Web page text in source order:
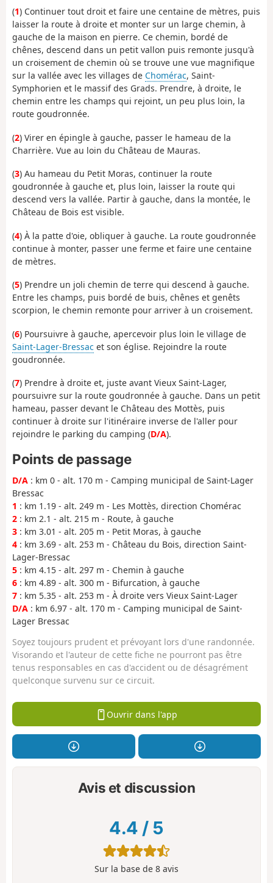
(1) Continuer tout droit et faire une centaine de mètres, puis
laisser la route à droite et monter sur un large chemin, à
gauche de la maison en pierre. Ce chemin, bordé de
chênes, descend dans un petit vallon puis remonte jusqu'à
un croisement de chemin où se trouve une vue magnifique
sur la vallée avec les villages de Chomérac, Saint-
Symphorien et le massif des Grads. Prendre, à droite, le
chemin entre les champs qui rejoint, un peu plus loin, la
route goudronnée.
(2) Virer en épingle à gauche, passer le hameau de la
Charrière. Vue au loin du Château de Mauras.
(3) Au hameau du Petit Moras, continuer la route
goudronnée à gauche et, plus loin, laisser la route qui
descend vers la vallée. Partir à gauche, dans la montée, le
Château de Bois est visible.
(4) À la patte d'oie, obliquer à gauche. La route goudronnée
continue à monter, passer une ferme et faire une centaine
de mètres.
(5) Prendre un joli chemin de terre qui descend à gauche.
Entre les champs, puis bordé de buis, chênes et genêts
scorpion, le chemin remonte pour arriver à un croisement.
(6) Poursuivre à gauche, apercevoir plus loin le village de
Saint-Lager-Bressac et son église. Rejoindre la route
goudronnée.
(7) Prendre à droite et, juste avant Vieux Saint-Lager,
poursuivre sur la route goudronnée à gauche. Dans un petit
hameau, passer devant le Château des Mottès, puis
continuer à droite sur l'itinéraire inverse de l'aller pour
rejoindre le parking du camping (D/A).
Points de passage
D/A : km 0 - alt. 170 m - Camping municipal de Saint-Lager
Bressac
1 : km 1.19 - alt. 249 m - Les Mottès, direction Chomérac
2 : km 2.1 - alt. 215 m - Route, à gauche
3 : km 3.01 - alt. 205 m - Petit Moras, à gauche
4 : km 3.69 - alt. 253 m - Château du Bois, direction Saint-
Lager-Bressac
5 : km 4.15 - alt. 297 m - Chemin à gauche
6 : km 4.89 - alt. 300 m - Bifurcation, à gauche
7 : km 5.35 - alt. 253 m - À droite vers Vieux Saint-Lager
D/A : km 6.97 - alt. 170 m - Camping municipal de Saint-
Lager Bressac
Soyez toujours prudent et prévoyant lors d'une randonnée.
Visorando et l'auteur de cette fiche ne pourront pas être
tenus responsables en cas d'accident ou de désagrément
quelconque survenu sur ce circuit.
Ouvrir dans l'app
Avis et discussion
4.4 / 5
Sur la base de 8 avis